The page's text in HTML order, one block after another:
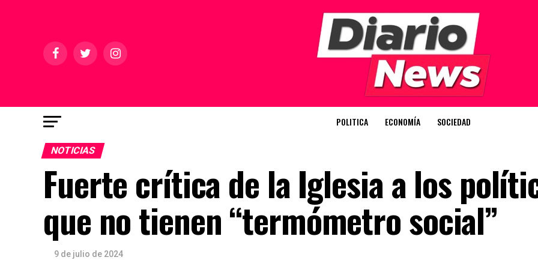
POLITICA ECONOMÍA SOCIEDAD
NOTICIAS
Fuerte crítica de la Iglesia a los
que no tienen “termómetro social”
9 de julio de 2024